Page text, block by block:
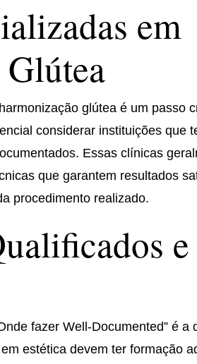
em
glútea é um passo
considerar instituições que
Essas clínicas
que garantem resultados
procedimento realizado.
e
fazer Well-Documented” é a
estética devem ter formação